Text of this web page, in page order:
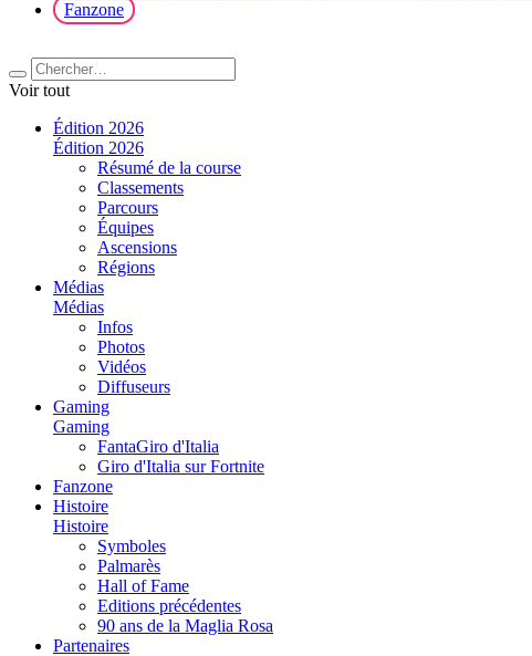
Fanzone
Voir tout
Édition 2026
Édition 2026
Résumé de la course
Classements
Parcours
Équipes
Ascensions
Régions
Médias
Médias
Infos
Photos
Vidéos
Diffuseurs
Gaming
Gaming
FantaGiro d'Italia
Giro d'Italia sur Fortnite
Fanzone
Histoire
Histoire
Symboles
Palmarès
Hall of Fame
Editions précédentes
90 ans de la Maglia Rosa
Partenaires